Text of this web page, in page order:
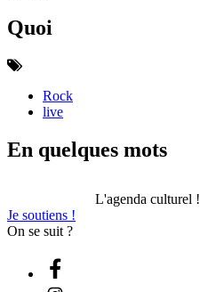
Quoi
Rock
live
En quelques mots
L'agenda culturel !
Je soutiens !
On se suit ?